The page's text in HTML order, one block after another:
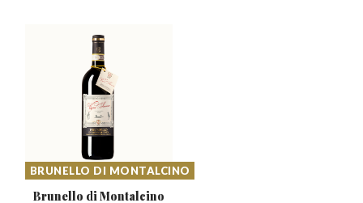
BRUNELLO DI MONTALCINO
Brunello di Montalcino